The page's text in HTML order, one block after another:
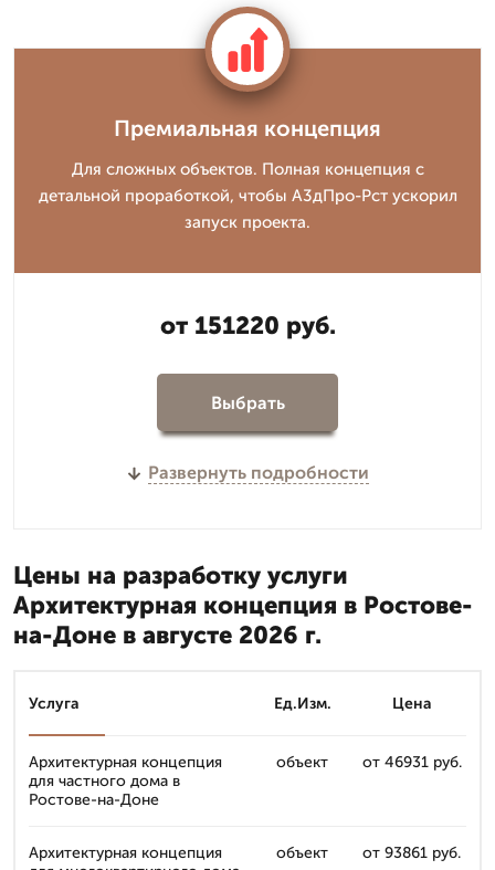
Премиальная концепция
Для сложных объектов. Полная концепция с
детальной проработкой, чтобы А3дПро-Рст ускорил
запуск проекта.
от 151220 руб.
Выбрать
Развернуть подробности
Цены на разработку услуги
Архитектурная концепция в Ростове-
на-Доне в августе 2026 г.
Услуга Ед.Изм. Цена
Архитектурная концепция
для частного дома в
Ростове-на-Доне
объект от 46931 руб.
Архитектурная концепция
объект от 93861 руб.